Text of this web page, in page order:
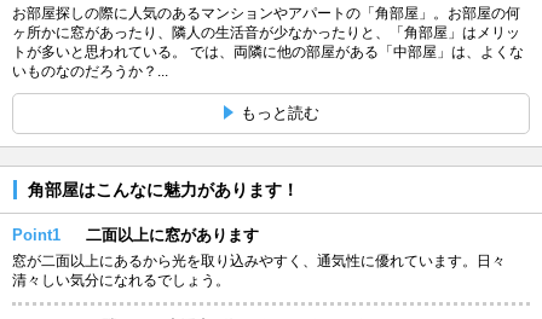
お部屋探しの際に人気のあるマンションやアパートの「角部屋」。お部屋の何
ヶ所かに窓があったり、隣人の生活音が少なかったりと、「角部屋」はメリッ
トが多いと思われている。 では、両隣に他の部屋がある「中部屋」は、よくな
いものなのだろうか？...
もっと読む
角部屋はこんなに魅力があります！
Point1 二面以上に窓があります
窓が二面以上にあるから光を取り込みやすく、通気性に優れています。日々
清々しい気分になれるでしょう。